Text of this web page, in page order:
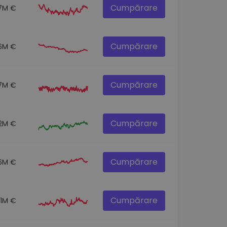
€ Cumpărare
€ Cumpărare
€ Cumpărare
€ Cumpărare
€ Cumpărare
€ Cumpărare